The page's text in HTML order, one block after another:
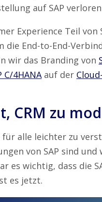
auf SAP
Experience Teil von
die End-to-End-
wir das Branding von
C/4HANAauf der
CRM zu
für alle leichter zu
von SAP sind
es wichtig, dass die
es jetzt.